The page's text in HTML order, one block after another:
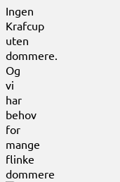
Ingen
Krafcup
uten
dommere.
Og
vi
har
behov
for
mange
flinke
dommere